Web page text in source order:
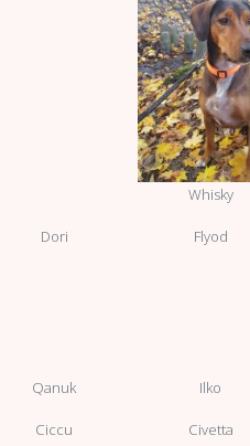
Whisky
Dori Flyod
Qanuk Ilko
Ciccu Civetta